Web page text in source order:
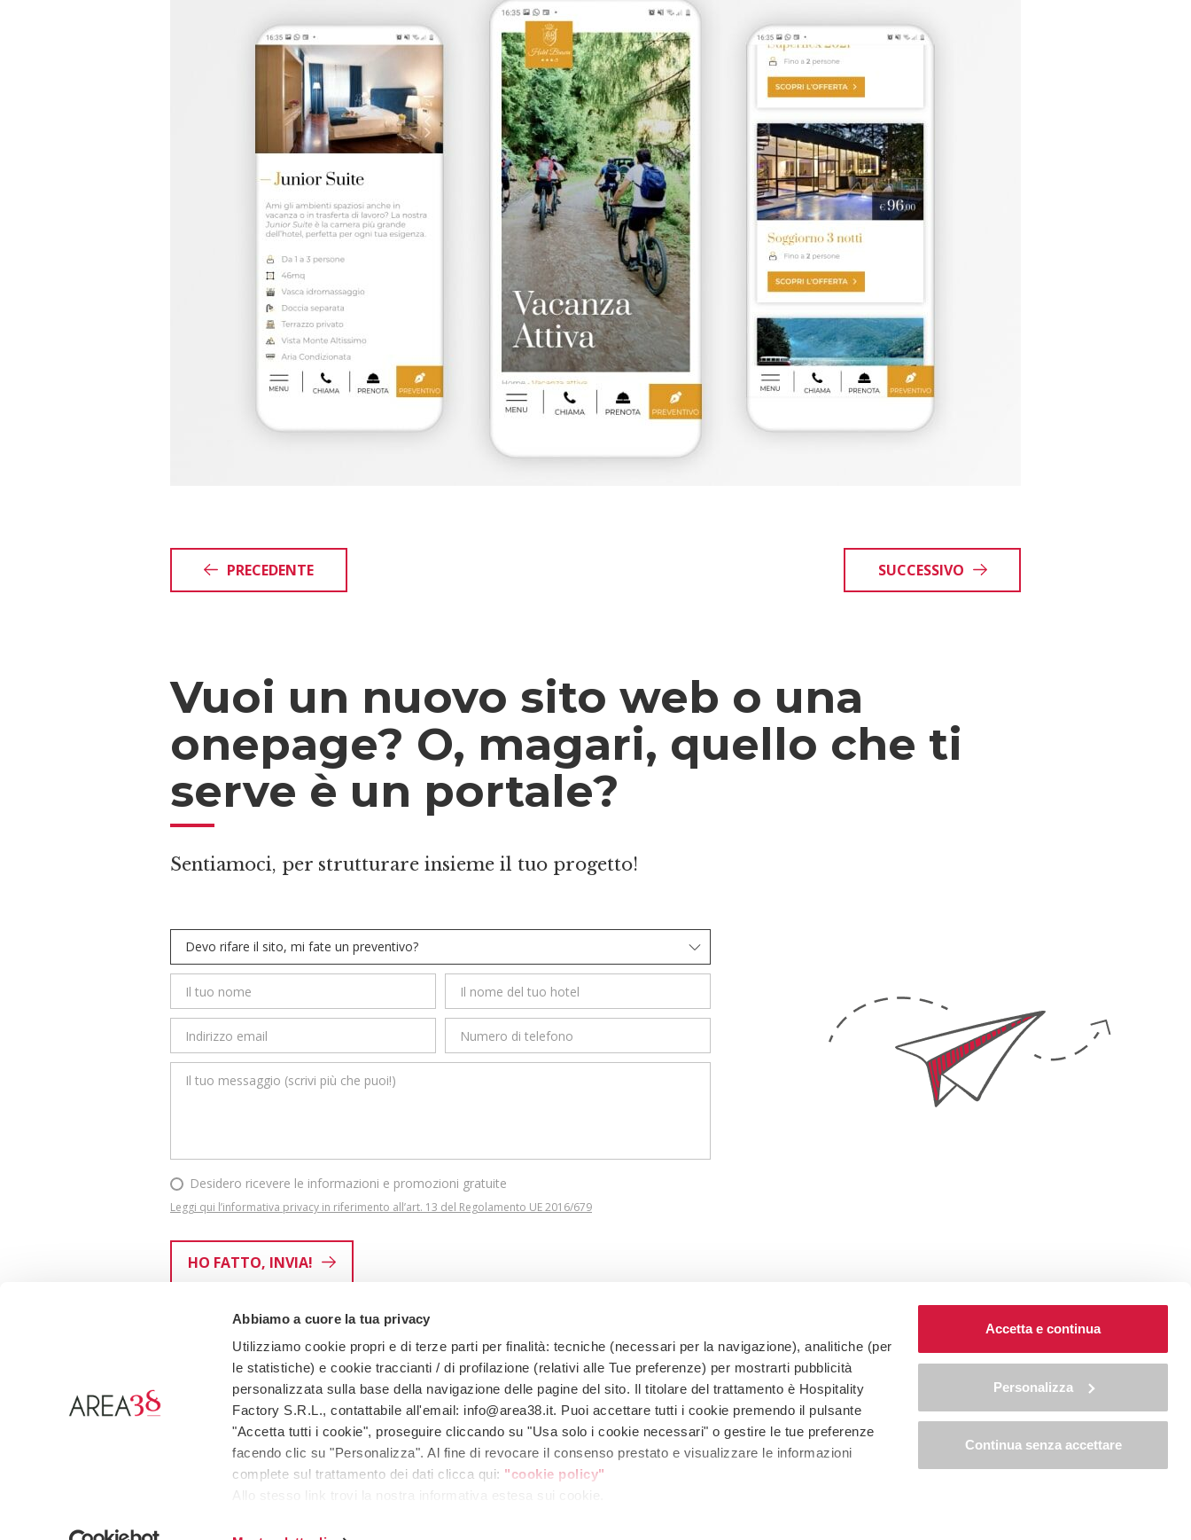
Abbiamo a cuore la tua privacy
Utilizziamo cookie propri e di terze parti per finalità: tecniche (necessari per la navigazione), analitiche (per
le statistiche) e cookie traccianti / di profilazione (relativi alle Tue preferenze) per mostrarti pubblicità
personalizzata sulla base della navigazione delle pagine del sito. Il titolare del trattamento è Hospitality
Factory S.R.L., contattabile all'email: info@area38.it. Puoi accettare tutti i cookie premendo il pulsante
"Accetta tutti i cookie", proseguire cliccando su "Usa solo i cookie necessari" o gestire le tue preferenze
facendo clic su "Personalizza". Al fine di revocare il consenso prestato e visualizzare le informazioni
complete sul trattamento dei dati clicca qui: "cookie policy"
Allo stesso link trovi la nostra informativa estesa sui cookie.
Accetta e continua
Personalizza
Continua senza accettare
PRECEDENTE SUCCESSIVO
Vuoi un nuovo sito web o una
onepage? O, magari, quello che ti
serve è un portale?
Sentiamoci, per strutturare insieme il tuo progetto!
Desidero ricevere le informazioni e promozioni gratuite
Leggi qui l’informativa privacy in riferimento all’art. 13 del Regolamento UE 2016/679
HO FATTO, INVIA!
0541 307585 RICHIEDI INFO
by Hospitality Factory